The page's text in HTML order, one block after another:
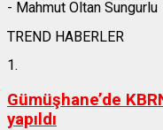
- Mahmut Oltan Sungurlu
TREND HABERLER
1.
Gümüşhane’de
yapıldı